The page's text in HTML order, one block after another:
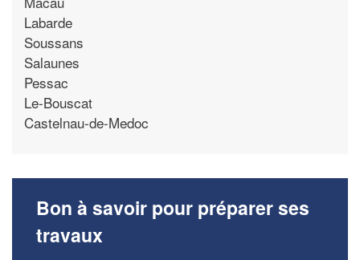
Labarde
Soussans
Salaunes
Pessac
Le-Bouscat
Castelnau-de-Medoc
Bon à savoir pour préparer ses
travaux